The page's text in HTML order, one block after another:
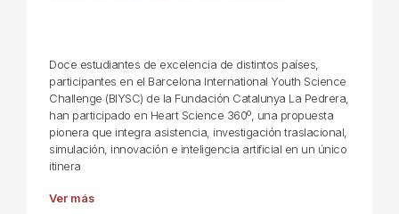
Doce estudiantes de excelencia de distintos países,
participantes en el Barcelona International Youth Science
Challenge (BIYSC) de la Fundación Catalunya La Pedrera,
han participado en Heart Science 360º, una propuesta
pionera que integra asistencia, investigación traslacional,
simulación, innovación e inteligencia artificial en un único
itinera
Ver más